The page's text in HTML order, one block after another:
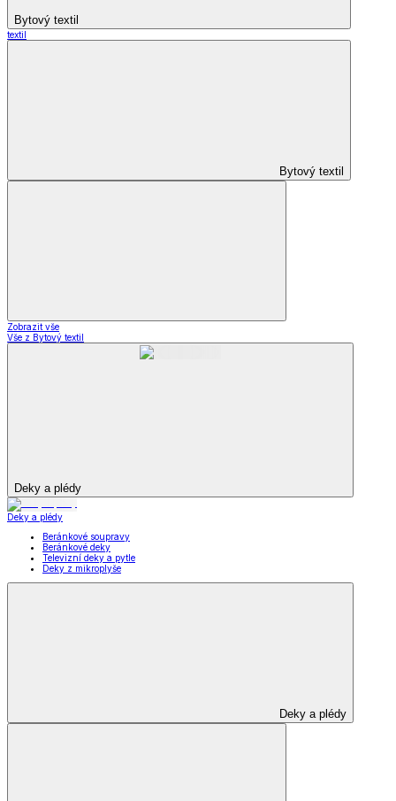
Bytový textil
textil
Bytový textil
Zobrazit vše
Vše z Bytový textil
Deky a plédy
Deky a plédy
Beránkové soupravy
Beránkové deky
Televizní deky a pytle
Deky z mikroplyše
Deky a plédy